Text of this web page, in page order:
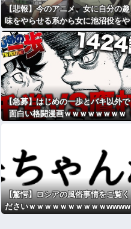
【悲報】今のアニメ、女に自分の趣
味をやらせる系から女に池沼役をや
らせる系へ変化
【急募】はじめの一歩とバキ以外で
面白い格闘漫画ｗｗｗｗｗｗｗｗ
【驚愕】ロシアの風俗事情をご覧く
ださいｗｗｗｗｗｗｗｗｗｗwwww